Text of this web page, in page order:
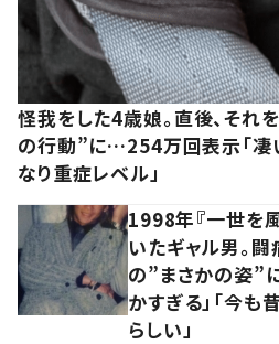
怪我をした4歳娘。直後、そ
の行動”に…254万回表示「凄
なり重症レベル」
1998年『一世を
いたギャル男。
の”まさかの姿”に
かすぎる」「今も
らしい」